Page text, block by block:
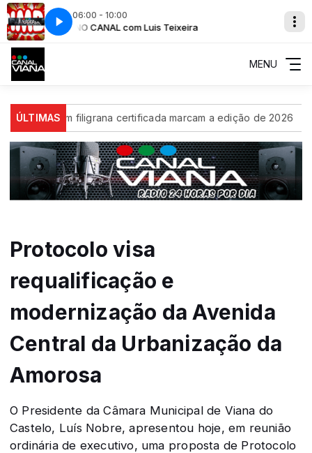
06:00 - 10:00
PIMBA NO CANAL com Luis Teixeira PIMBA
MENU
ÚLTIMAS
em filigrana certificada marcam a edição de 2026 Ex-
Protocolo visa
requalificação e
modernização da Avenida
Central da Urbanização da
Amorosa
O Presidente da Câmara Municipal de Viana do
Castelo, Luís Nobre, apresentou hoje, em reunião
ordinária de executivo, uma proposta de Protocolo